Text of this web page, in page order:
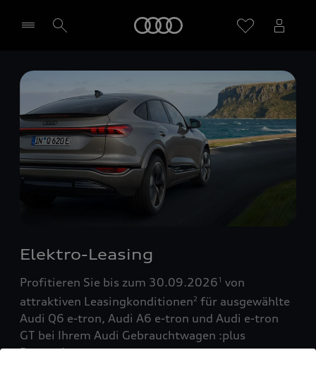
Händler wählen
Elektro-Leasing
Profitieren Sie bis zum 30.09.20261 von
attraktiven Leasingkonditionen2 für ausgewählte
Audi Q6 e-tron, Audi A6 e-tron und Audi e-tron
GT bei Ihrem Audi Gebrauchtwagen :plus
Partner!